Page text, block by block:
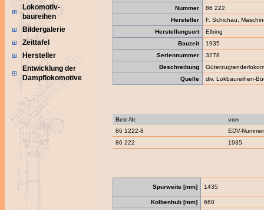
Lokomotiv-
baureihen
Bildergalerie
Zeittafel
Hersteller
Entwicklung der
Dampflokomotive
Nummer
86 222
Hersteller
F. Schichau,
Herstellungsort
Elbing
Bauzeit
1935
Seriennummer
3278
Beschreibung
Quelle
div. Lokbaureihen-
Betr-Nr.
von
86 1222-8
EDV-
86 222
1935
Spurweite [mm] 1435
Kolbenhub [mm]
660